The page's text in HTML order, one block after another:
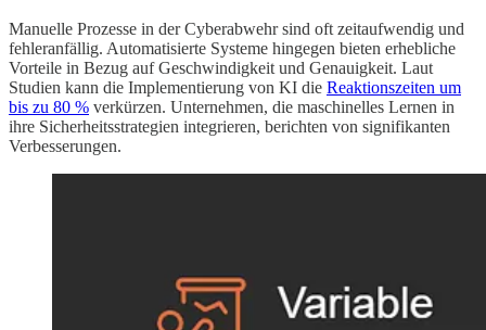
Manuelle Prozesse in der Cyberabwehr sind oft zeitaufwendig und
fehleranfällig. Automatisierte Systeme hingegen bieten erhebliche
Vorteile in Bezug auf Geschwindigkeit und Genauigkeit. Laut
Studien kann die Implementierung von KI die Reaktionszeiten um
bis zu 80 % verkürzen. Unternehmen, die maschinelles Lernen in
ihre Sicherheitsstrategien integrieren, berichten von signifikanten
Verbesserungen.